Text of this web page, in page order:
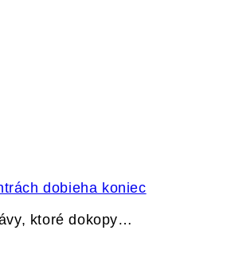
dobieha koniec
ktoré dokopy…